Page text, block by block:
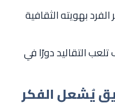
الفرد بهويته الثقافية
التقاليد دورًا في
يُشعل الفكر